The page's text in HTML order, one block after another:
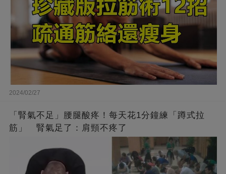
2024/02/27
「腎氣不足」腰腿酸疼！每天花1分鐘練「蹲式拉
筋」 腎氣足了：肩頸不疼了